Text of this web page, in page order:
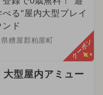
べる"屋内大型プレイ
ンド
糟屋郡粕屋町 クーポン
型屋内アミュー